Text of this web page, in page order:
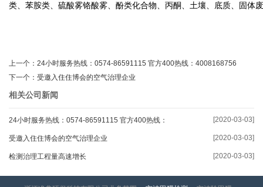
类、苯胺类、硫酸雾铬酸雾、酚类化合物、丙酮、土壤、底质、固体
上一个： 24小时服务热线：0574-86591115 官方400热线：4008168756
下一个： 受邀入住住博会的空气治理企业
相关公司新闻
24小时服务热线：0574-86591115 官方400热线：
[2020-03-03]
受邀入住住博会的空气治理企业 [2020-03-03]
检测治理工程量高速增长 [2020-03-03]